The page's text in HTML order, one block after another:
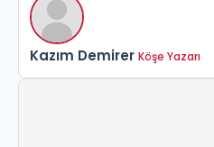
Kazım Demirer Köşe Yazarı